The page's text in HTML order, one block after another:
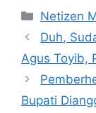
Kategori
Netizen
Duh,
Agus Toyib,
Bupati